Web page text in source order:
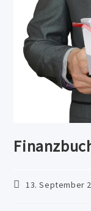
Beitrag
13. September